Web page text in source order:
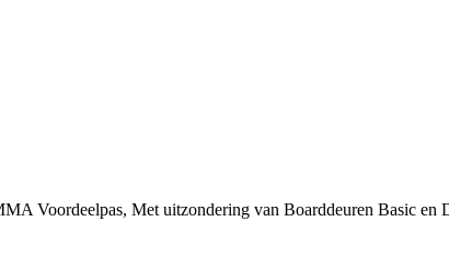
Voordeelpas, Met uitzondering van Boarddeuren Basic en